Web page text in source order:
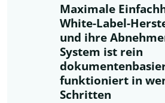
Maximale
White-Label-
und ihre
System ist rein
funktioniert in
Schritten